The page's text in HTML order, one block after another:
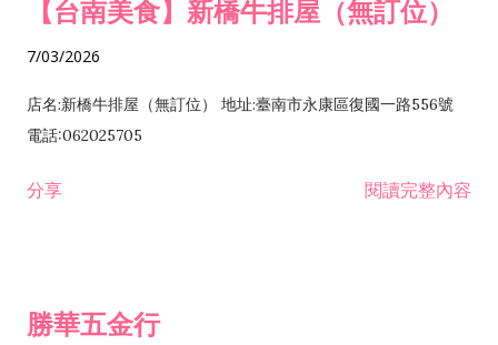
【台南美食】新橋牛排屋（無訂位）
7/03/2026
店名:新橋牛排屋（無訂位） 地址:臺南市永康區復國一路556號
電話:062025705
分享 閱讀完整內容
勝華五金行